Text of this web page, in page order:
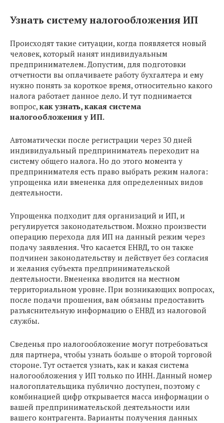
Узнать систему налогообложения ИП
Происходят такие ситуации, когда появляется новый
человек, который нанят индивидуальным
предпринимателем. Допустим, для подготовки
отчетности вы оплачиваете работу бухгалтера и ему
нужно понять за короткое время, относительно какого
налога работает данное дело. И тут поднимается
вопрос, как узнать, какая система
налогообложения у ИП.
Автоматически после регистрации через 30 дней
индивидуальный предприниматель переходит на
систему общего налога. Но до этого момента у
предпринимателя есть право выбрать режим налога:
упрощенка или вмененка для определенных видов
деятельности.
Упрощенка подходит для организаций и ИП, и
регулируется законодательством. Можно произвести
операцию перехода для ИП на данный режим через
подачу заявления. Что касается ЕНВД, то он также
подчинен законодательству и действует без согласия
и желания субъекта предпринимательской
деятельности. Вмененка вводится на местном
территориальном уровне. При возникающих вопросах,
после подачи прошения, вам обязаны предоставить
разъяснительную информацию о ЕНВД из налоговой
службы.
Сведенья про налогообложение могут потребоваться
для партнера, чтобы узнать больше о второй торговой
стороне. Тут остается узнать, как и какая система
налогообложения у ИП только по ИНН. Данный номер
налогоплательщика публично доступен, поэтому с
комбинацией цифр открывается масса информации о
вашей предпринимательской деятельности или
вашего контрагента. Варианты получения данных